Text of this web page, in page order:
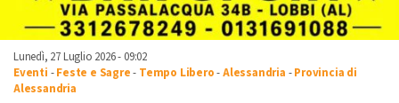
Lunedì, 27 Luglio 2026 - 09:02
Eventi -Feste e Sagre- Tempo Libero-Alessandria -Provincia di
Alessandria